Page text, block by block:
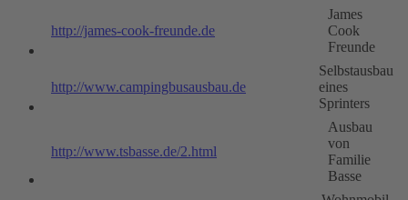
http://james-cook-freunde.de
James
Cook
Freunde
http://www.campingbusausbau.de
Selbstausbau
eines
Sprinters
http://www.tsbasse.de/2.html
Ausbau
von
Familie
Basse